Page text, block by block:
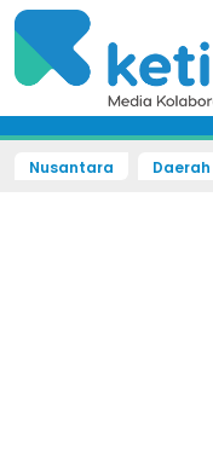
Nusantara Daerah